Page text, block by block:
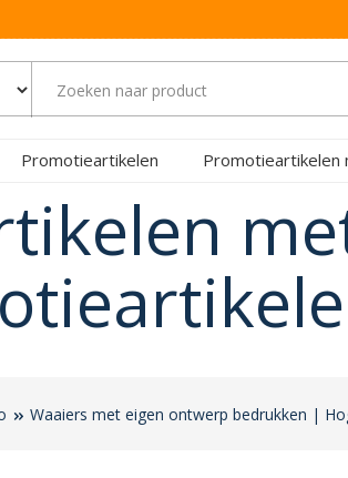
Promotieartikelen Promotieartikelen
Waaiers met eigen ontwerp bedrukken |